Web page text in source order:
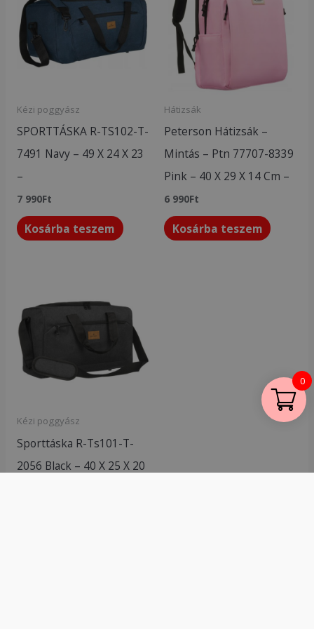
Kézi poggyász
SPORTTÁSKA R-TS102-T-
7491 Navy – 49 X 24 X 23
–
7 990Ft
Kosárba teszem
Hátizsák
Peterson Hátizsák –
Mintás – Ptn 77707-8339
Pink – 40 X 29 X 14 Cm –
6 990Ft
Kosárba teszem
Kézi poggyász
Sporttáska R-Ts101-T-
2056 Black – 40 X 25 X 20
0